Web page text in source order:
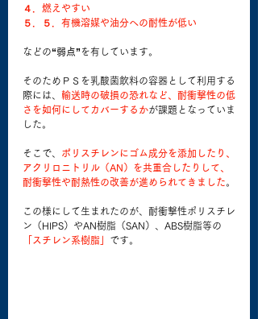
４．燃えやすい
５．５．有機溶媒や油分への耐性が低い
などの“弱点”を有しています。
そのためＰＳを乳酸菌飲料の容器として利用する
際には、 輸送時の破損の恐れなど、耐衝撃性の低
さを如何にしてカバーするかが課題となっていま
した。
そこで、 ポリスチレンにゴム成分を添加したり、
アクリロニトリル（AN）を共重合したりして、
耐衝撃性や耐熱性の改善が進められてきました。
この様にして生まれたのが、耐衝撃性ポリスチレ
ン（HIPS）やAN樹脂（SAN）、ABS樹脂等の
「スチレン系樹脂」 です。